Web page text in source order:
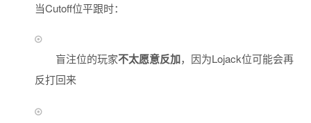
当Cutoff位平跟时：
盲注位的玩家不太愿意反加，因为Lojack位可能会再
反打回来